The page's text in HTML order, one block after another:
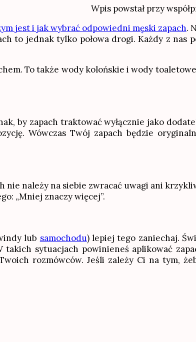
Wpis powstał przy
jest i jak wybrać odpowiedni męski zapach.
to jednak tylko połowa drogi. Każdy z nas
To także wody kolońskie i wody
by zapach traktować wyłącznie jako
Wówczas Twój zapach będzie
należy na siebie zwracać uwagi ani
„Mniej znaczy więcej”.
lub samochodu) lepiej tego zaniechaj.
takich sytuacjach powinieneś aplikować
rozmówców. Jeśli zależy Ci na tym,